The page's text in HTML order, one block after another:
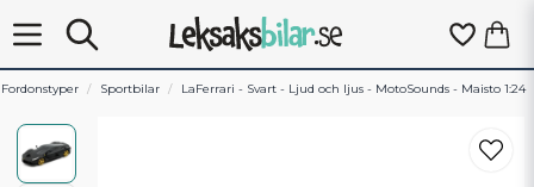
Fordonstyper Sportbilar LaFerrari - Svart - Ljud och ljus - MotoSounds - Maisto 1:24